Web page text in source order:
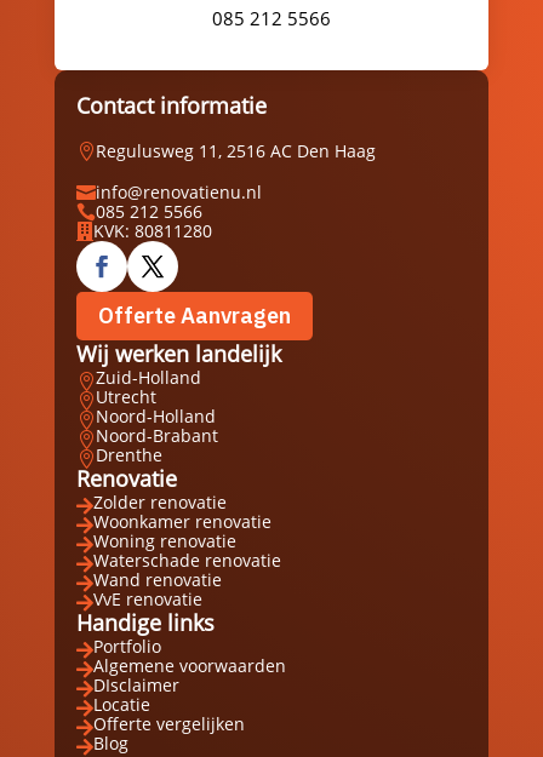
085 212 5566
Contact informatie
Regulusweg 11, 2516 AC Den Haag
info@renovatienu.nl
085 212 5566
 KVK: 80811280
Offerte Aanvragen
Wij werken landelijk
Zuid-Holland
Utrecht
Noord-Holland
Noord-Brabant
Drenthe
Renovatie
Zolder renovatie
Woonkamer renovatie
Woning renovatie
Waterschade renovatie
Wand renovatie
VvE renovatie
Handige links
Portfolio
Algemene voorwaarden
DIsclaimer
Locatie
Offerte vergelijken
Blog